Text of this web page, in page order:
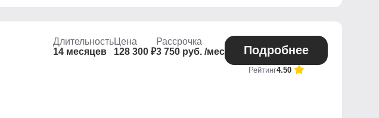
Длительность
14 месяцев
Цена
128 300 ₽
Рассрочка
3 750 руб. /мес
Подробнее
Рейтинг4.50